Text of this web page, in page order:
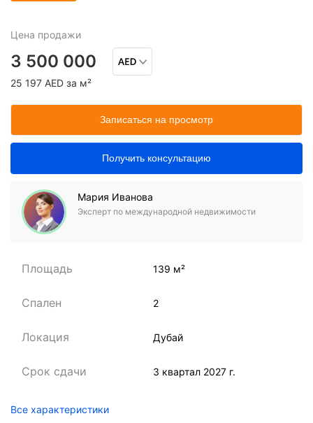
Цена продажи
3 500 000
25 197 AED за м²
Записаться на просмотр
Получить консультацию
Мария Иванова
Эксперт по международной недвижимости
Площадь 139 м²
Спален 2
Локация Дубай
Срок сдачи 3 квартал 2027 г.
Все характеристики